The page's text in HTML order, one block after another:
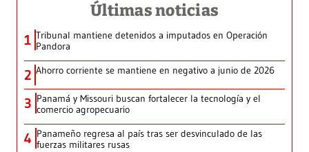
Últimas noticias
1 Tribunal mantiene detenidos a imputados en Operación
Pandora
2 Ahorro corriente se mantiene en negativo a junio de 2026
3 Panamá y Missouri buscan fortalecer la tecnología y el
comercio agropecuario
4 Panameño regresa al país tras ser desvinculado de las
fuerzas militares rusas